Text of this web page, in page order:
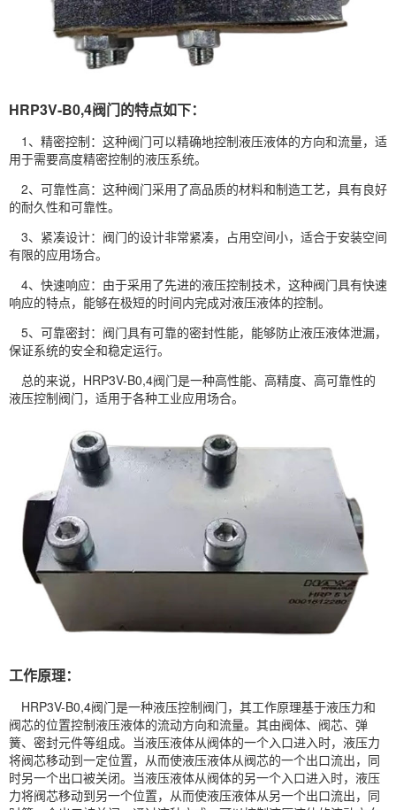
HRP3V-B0,4阀门的特点如下：
1、精密控制：这种阀门可以精确地控制液压液体的方向和流量，适
用于需要高度精密控制的液压系统。
2、可靠性高：这种阀门采用了高品质的材料和制造工艺，具有良好
的耐久性和可靠性。
3、紧凑设计：阀门的设计非常紧凑，占用空间小，适合于安装空间
有限的应用场合。
4、快速响应：由于采用了先进的液压控制技术，这种阀门具有快速
响应的特点，能够在极短的时间内完成对液压液体的控制。
5、可靠密封：阀门具有可靠的密封性能，能够防止液压液体泄漏，
保证系统的安全和稳定运行。
总的来说，HRP3V-B0,4阀门是一种高性能、高精度、高可靠性的
液压控制阀门，适用于各种工业应用场合。
工作原理：
HRP3V-B0,4阀门是一种液压控制阀门，其工作原理基于液压力和
阀芯的位置控制液压液体的流动方向和流量。其由阀体、阀芯、弹
簧、密封元件等组成。当液压液体从阀体的一个入口进入时，液压力
将阀芯移动到一定位置，从而使液压液体从阀芯的一个出口流出，同
时另一个出口被关闭。当液压液体从阀体的另一个入口进入时，液压
力将阀芯移动到另一个位置，从而使液压液体从另一个出口流出，同